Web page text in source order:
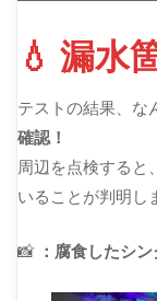
💧 漏水
テストの結果、な
確認！
周辺を点検すると
いることが判明し
📸 ：腐食したシ